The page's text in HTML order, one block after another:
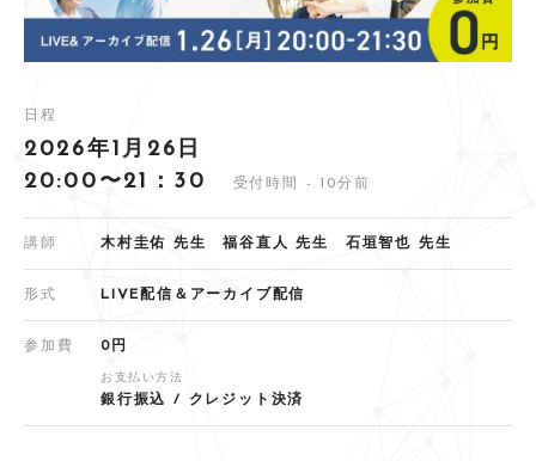
日程
2026年1月26日
20:00〜21：30
受付時間 - 10分前
講師 木村圭佑 先生 福谷直人 先生 石垣智也 先生
形式 LIVE配信＆アーカイブ配信
参加費 0円
お支払い方法
銀行振込 / クレジット決済